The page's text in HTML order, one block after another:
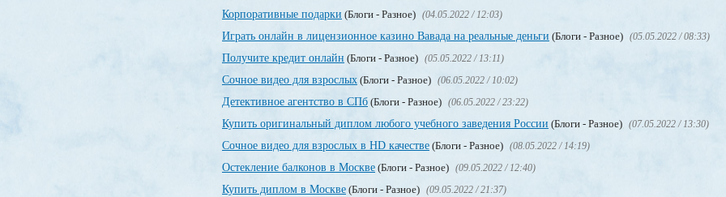
Корпоративные подарки (Блоги - Разное) (04.05.2022 / 12:03)
Играть онлайн в лицензионное казино Вавада на реальные деньги (Блоги - Разное) (05.05.2022 / 08:33)
Получите кредит онлайн (Блоги - Разное) (05.05.2022 / 13:11)
Сочное видео для взрослых (Блоги - Разное) (06.05.2022 / 10:02)
Детективное агентство в СПб (Блоги - Разное) (06.05.2022 / 23:22)
Купить оригинальный диплом любого учебного заведения России (Блоги - Разное) (07.05.2022 / 13:30)
Сочное видео для взрослых в HD качестве (Блоги - Разное) (08.05.2022 / 14:19)
Остекление балконов в Москве (Блоги - Разное) (09.05.2022 / 12:40)
Купить диплом в Москве (Блоги - Разное) (09.05.2022 / 21:37)